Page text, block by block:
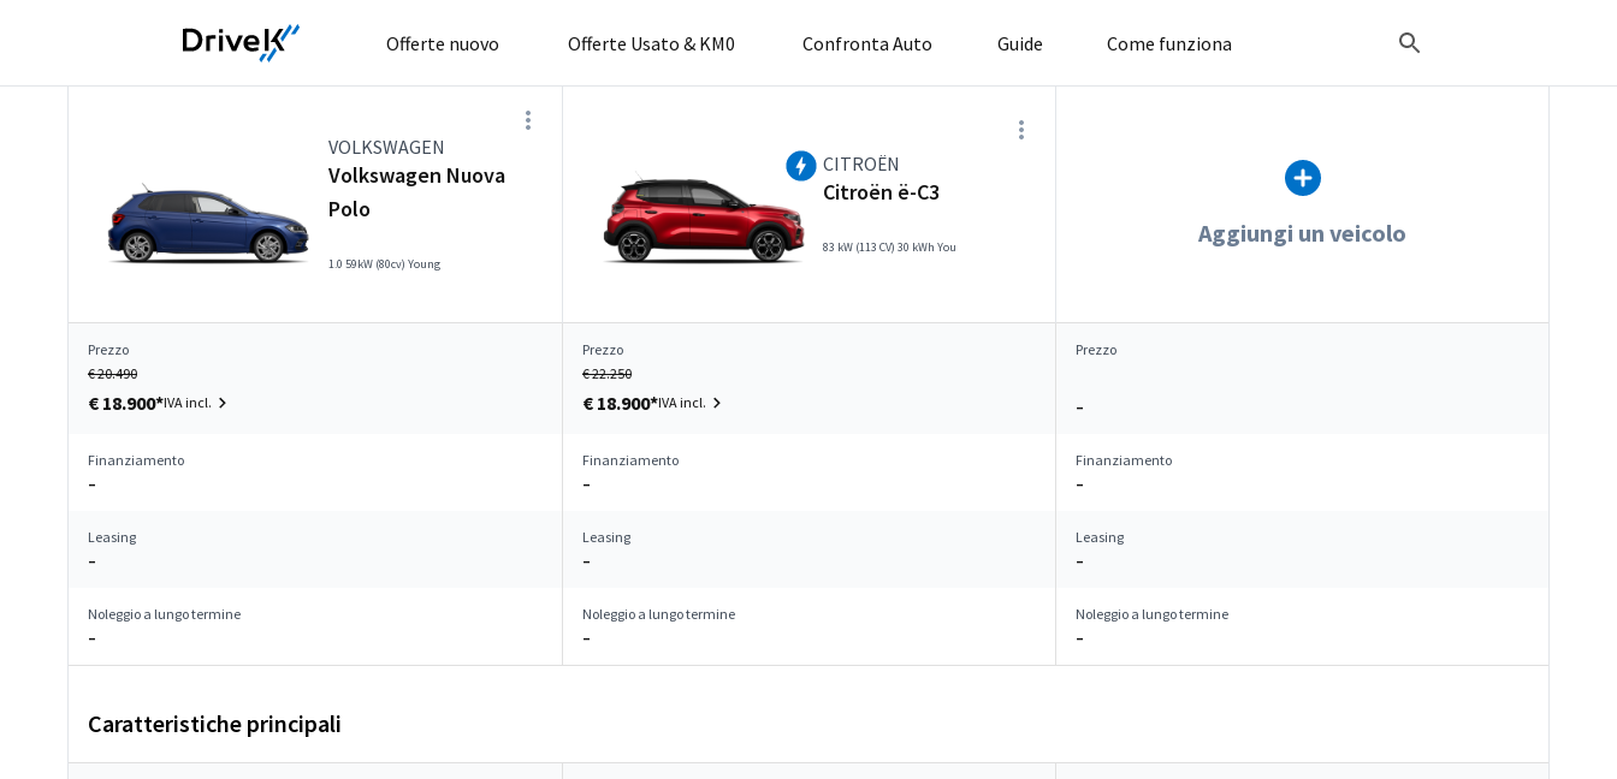
Offerte nuovo Offerte Usato & KM0 Confronta Auto Guide Come funziona
VOLKSWAGEN
Volkswagen Nuova
Polo
1.0 59kW (80cv) Young
CITROËN
Citroën ë-C3
83 kW (113 CV) 30 kWh You Aggiungi un veicolo
Prezzo
€ 20.490
€ 18.900*IVA incl.
Prezzo
€ 22.250
€ 18.900*IVA incl.
Prezzo
–
Finanziamento
–
Finanziamento
–
Finanziamento
–
Leasing
–
Leasing
–
Leasing
–
Noleggio a lungo termine
–
Noleggio a lungo termine
–
Noleggio a lungo termine
–
Caratteristiche principali